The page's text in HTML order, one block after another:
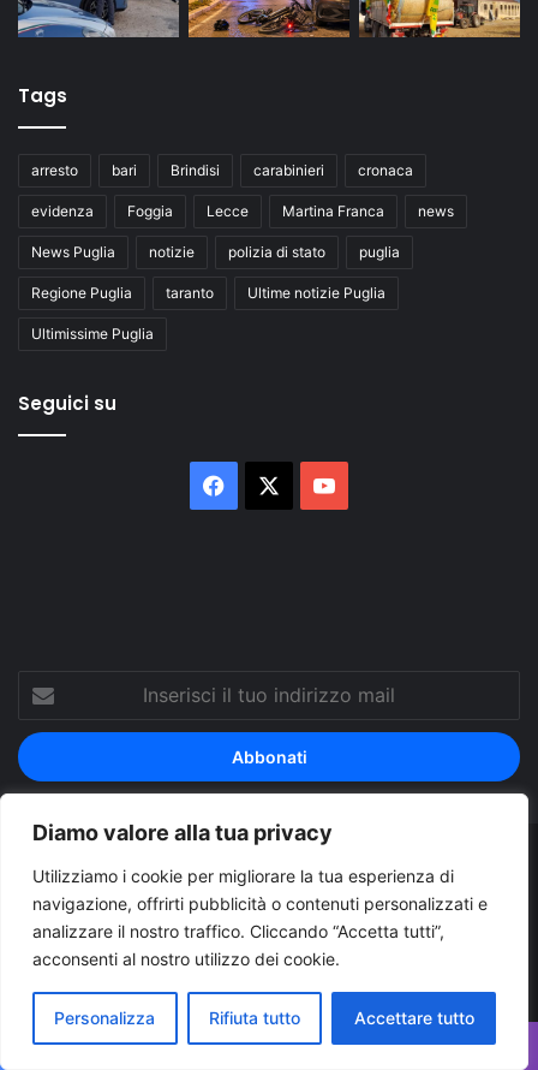
Diamo valore alla tua privacy
Utilizziamo i cookie per migliorare la tua esperienza di
navigazione, offrirti pubblicità o contenuti personalizzati e
analizzare il nostro traffico. Cliccando “Accetta tutti”,
acconsenti al nostro utilizzo dei cookie.
Personalizza Rifiuta tutto Accettare tutto
Tags
arresto bari Brindisi carabinieri cronaca
evidenza Foggia Lecce Martina Franca news
News Puglia notizie polizia di stato puglia
Regione Puglia taranto Ultime notizie Puglia
Ultimissime Puglia
Seguici su
Facebook
tuo
indirizzo
mail
© Copyright 2026, Tutti i diritti riservati |
© Copyright
Pugliapress - Quotidiano online editore associazione giornalisti
riuniti registrato presso il tribunale di Taranto al n. 569/2000 del
Cerco/Vendo
Offerte di lavoro Puglia Archivio
Contatti